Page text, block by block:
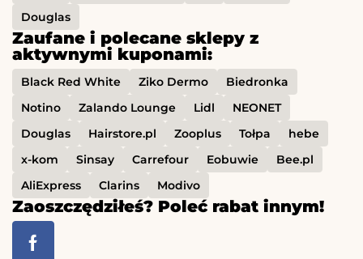
Douglas
Zaufane i polecane sklepy z
aktywnymi kuponami:
Black Red White Ziko Dermo
Biedronka
Notino
Zalando Lounge Lidl
NEONET
Douglas
Hairstore.pl Zooplus Tołpa
hebe
x-kom
Sinsay Carrefour Eobuwie
Bee.pl
AliExpress
Clarins Modivo
Zaoszczędziłeś? Poleć rabat innym!